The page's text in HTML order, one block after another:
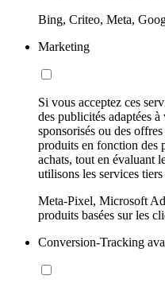
Bing, Criteo, Meta,
Marketing
Si vous acceptez ces
des publicités adaptées
sponsorisés ou des
produits en fonction des
achats, tout en évaluant
utilisons les services
Meta-Pixel, Microsoft
produits basées sur les
Conversion-Tracking